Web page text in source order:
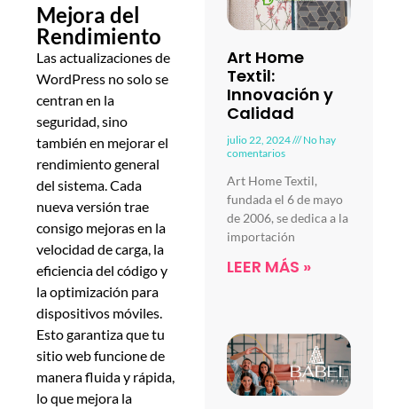
Mejora del
Rendimiento
Las actualizaciones de
WordPress no solo se
centran en la
seguridad, sino
también en mejorar el
rendimiento general
del sistema. Cada
nueva versión trae
consigo mejoras en la
velocidad de carga, la
eficiencia del código y
la optimización para
dispositivos móviles.
Esto garantiza que tu
sitio web funcione de
manera fluida y rápida,
lo que mejora la
Art Home
Textil:
Innovación y
Calidad
julio 22, 2024
No hay
comentarios
Art Home Textil,
fundada el 6 de mayo
de 2006, se dedica a la
importación
LEER MÁS »